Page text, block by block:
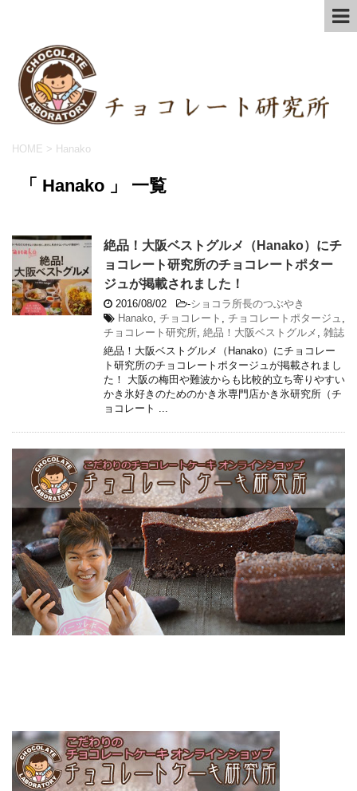
HOME > Hanako
「 Hanako 」 一覧
絶品！大阪ベストグルメ（Hanako）にチ
ョコレート研究所のチョコレートポター
ジュが掲載されました！
2016/08/02 -ショコラ所長のつぶやき
Hanako チョコレート チョコレートポタージュ
チョコレート研究所 絶品！大阪ベストグルメ
雑誌
絶品！大阪ベストグルメ（Hanako）にチョコレー
ト研究所のチョコレートポタージュが掲載されまし
た！ 大阪の梅田や難波からも比較的立ち寄りやすい
かき氷好きのためのかき氷専門店かき氷研究所（チ
ョコレート ...